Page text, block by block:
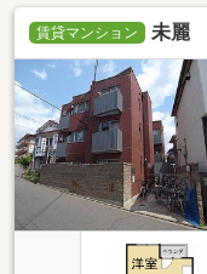
賃貸マンション 未麗